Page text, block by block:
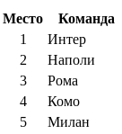
Место Команда
1
Интер
2
Наполи
3
Рома
4
Комо
5
Милан